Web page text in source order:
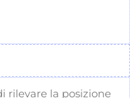
rilevare la posizione